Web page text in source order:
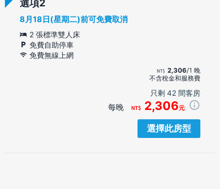
選項
8月18日(星期二)前可免費取消
2 張標準雙人床
免費自助停車
免費無線上網
2,306/1 晚
不含稅金和服務費
只剩 42 間客房
每晚 2,306元
選擇此房型